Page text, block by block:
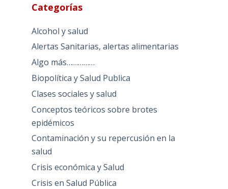
Categorías
Alcohol y salud
Alertas Sanitarias, alertas alimentarias
Algo más……………
Biopolítica y Salud Publica
Clases sociales y salud
Conceptos teóricos sobre brotes
epidémicos
Contaminación y su repercusión en la
salud
Crisis económica y Salud
Crisis en Salud Pública